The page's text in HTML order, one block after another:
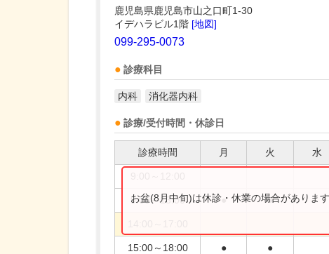
鹿児島県鹿児島市山之口町1-30
イデハラビル1階 [地図]
099-295-0073
診療科目
内科 消化器内科
診療/受付時間・休診日
診療時間 月 火 水
9:00～13:00 ● ●
15:00～18:00 ● ●
お盆(8月中旬)は休診・休業の場合がありま